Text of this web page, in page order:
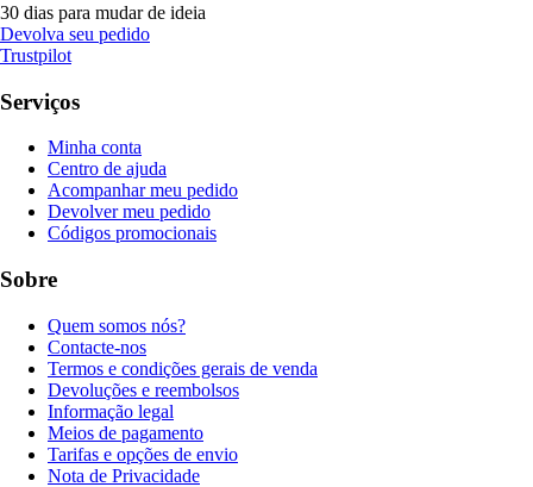
30 dias para mudar de ideia
Devolva seu pedido
Trustpilot
Serviços
Minha conta
Centro de ajuda
Acompanhar meu pedido
Devolver meu pedido
Códigos promocionais
Sobre
Quem somos nós?
Contacte-nos
Termos e condições gerais de venda
Devoluções e reembolsos
Informação legal
Meios de pagamento
Tarifas e opções de envio
Nota de Privacidade